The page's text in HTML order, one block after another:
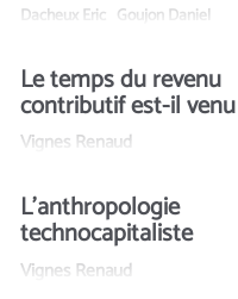
Dacheux Eric Goujon Daniel
Le temps du revenu
contributif est-il
Vignes Renaud
L’anthropologie
technocapitaliste
Vignes Renaud